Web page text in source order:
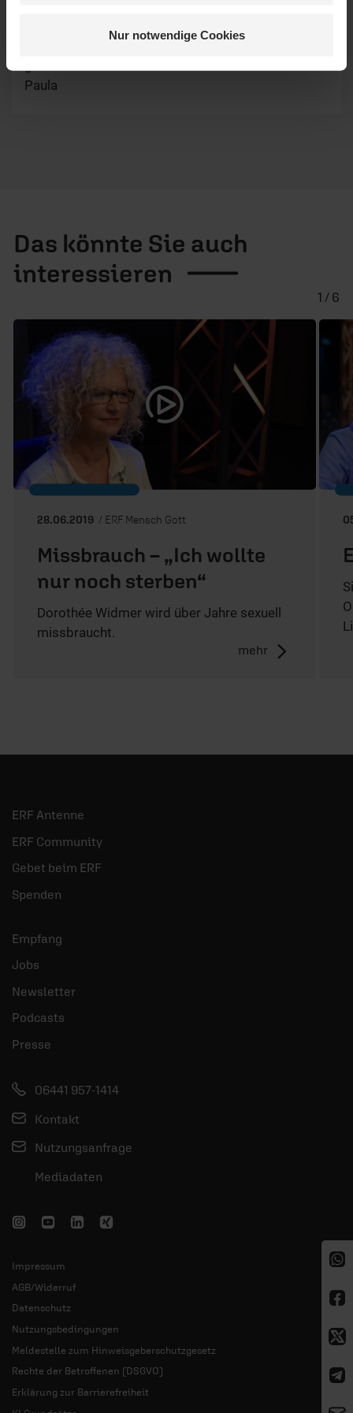
Nur notwendige Cookies
Bin so dankbar über diese Beiträge und so
Paula
Das könnte Sie auch
interessieren
28.06.2019 / ERF Mensch Gott
Missbrauch – „Ich wollte
nur noch sterben“
Dorothée Widmer wird über Jahre sexuell
missbraucht.
mehr
1 / 6
ERF Antenne
ERF Community
Gebet beim ERF
Spenden
Empfang
Jobs
Newsletter
Podcasts
Presse
06441 957-1414
Kontakt
Nutzungsanfrage
Mediadaten
Impressum
AGB/Widerruf
Datenschutz
Nutzungsbedingungen
Meldestelle zum Hinweisgeberschutzgesetz
Rechte der Betroffenen (DSGVO)
Erklärung zur Barrierefreiheit